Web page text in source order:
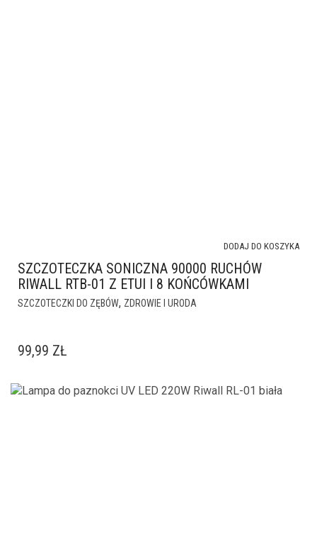
SZCZOTECZKA SONICZNA 90000 RUCHÓW
RIWALL RTB-01 Z ETUI I 8 KOŃCÓWKAMI
SZCZOTECZKI DO ZĘBÓW, ZDROWIE I URODA
DODAJ DO KOSZYKA
99,99 ZŁ